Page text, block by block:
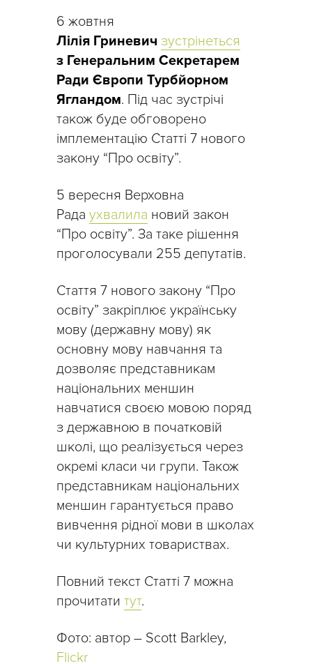
6 жовтня
Лілія Гриневич зустрінеться
з Генеральним Секретарем
Ради Європи Турбйорном
Ягландом. Під час зустрічі
також буде обговорено
імплементацію Статті 7 нового
закону “Про освіту”.
5 вересня Верховна
Рада ухвалила новий закон
“Про освіту”. За таке рішення
проголосували 255 депутатів.
Стаття 7 нового закону “Про
освіту” закріплює українську
мову (державну мову) як
основну мову навчання та
дозволяє представникам
національних меншин
навчатися своєю мовою поряд
з державною в початковій
школі, що реалізується через
окремі класи чи групи. Також
представникам національних
меншин гарантується право
вивчення рідної мови в школах
чи культурних товариствах.
Повний текст Статті 7 можна
прочитати тут.
Фото: автор – Scott Barkley,
Flickr